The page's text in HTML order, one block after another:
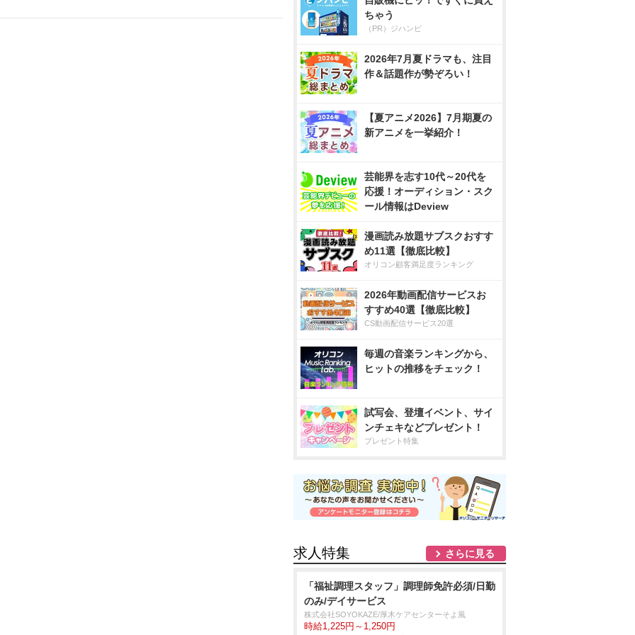
ちゃう
（PR）ジハンピ
2026年7月夏ドラマも、注目
作＆話題作が勢ぞろい！
【夏アニメ2026】7月期夏の
新アニメを一挙紹介！
芸能界を志す10代～20代を
応援！オーディション・スク
ール情報はDeview
漫画読み放題サブスクおすす
め11選【徹底比較】
オリコン顧客満足度ランキング
2026年動画配信サービスお
すすめ40選【徹底比較】
CS動画配信サービス20選
毎週の音楽ランキングから、
ヒットの推移をチェック！
試写会、登壇イベント、サイ
ンチェキなどプレゼント！
プレゼント特集
求人特集 さらに見る
「福祉調理スタッフ」調理師免許必須/日勤
のみ/デイサービス
株式会社SOYOKAZE/厚木ケアセンターそよ風
時給1,225円～1,250円